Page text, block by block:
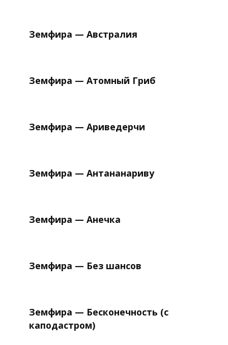
Земфира — Австралия
Земфира — Атомный Гриб
Земфира — Ариведерчи
Земфира — Антананариву
Земфира — Анечка
Земфира — Без шансов
Земфира — Бесконечность (с
каподастром)